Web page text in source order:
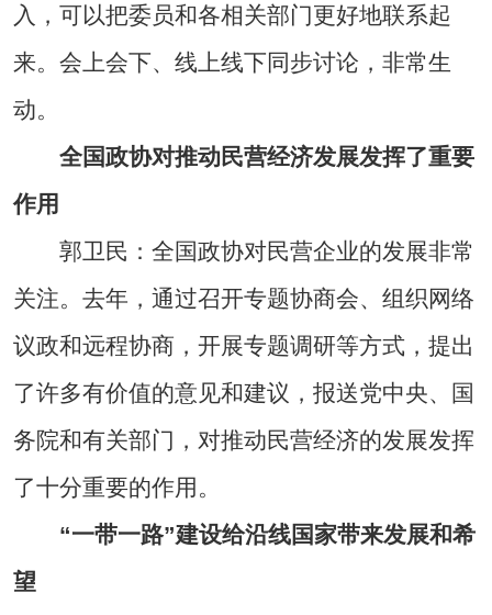
入，可以把委员和各相关部门更好地联系起
来。会上会下、线上线下同步讨论，非常生
动。
全国政协对推动民营经济发展发挥了重要
作用
郭卫民：全国政协对民营企业的发展非常
关注。去年，通过召开专题协商会、组织网络
议政和远程协商，开展专题调研等方式，提出
了许多有价值的意见和建议，报送党中央、国
务院和有关部门，对推动民营经济的发展发挥
了十分重要的作用。
“一带一路”建设给沿线国家带来发展和希
望